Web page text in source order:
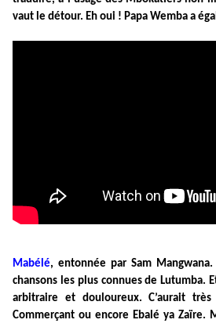
vaut le détour. Eh oui ! Papa Wemba a
Mabélé, entonnée par Sam
chansons les plus connues de Lutumba.
arbitraire et douloureux. C’aurait
Commerçant ou encore Ebalé ya Zaïre.